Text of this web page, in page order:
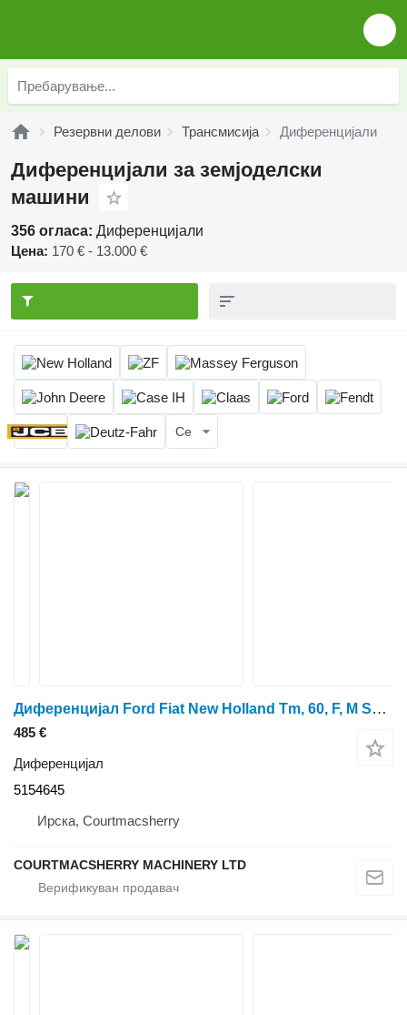
Резервни делови Трансмисија Диференцијали
Диференцијали за земјоделски
машини
356 огласа: Диференцијали
Цена: 170 € - 13.000 €
Се
Диференцијал Ford Fiat New Holland Tm, 60, F, M Series F140, 8160 Rear Axle Differ 5154645 за тркала трактор
485 €
Диференцијал
5154645
Ирска, Courtmacsherry
COURTMACSHERRY MACHINERY LTD